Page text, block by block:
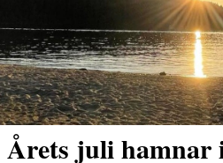
Årets juli hamnar